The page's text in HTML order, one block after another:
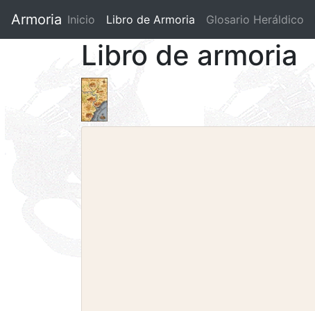
Armoria Inicio Libro de Armoria (current)
Glosario Heráldico
Libro de armoria